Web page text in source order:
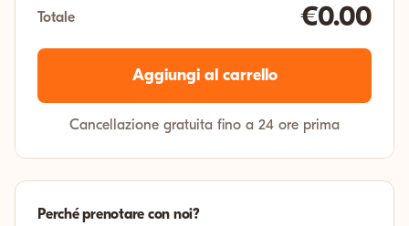
Totale €0.00
Aggiungi al carrello
Cancellazione gratuita fino a 24 ore prima
Perché prenotare con noi?